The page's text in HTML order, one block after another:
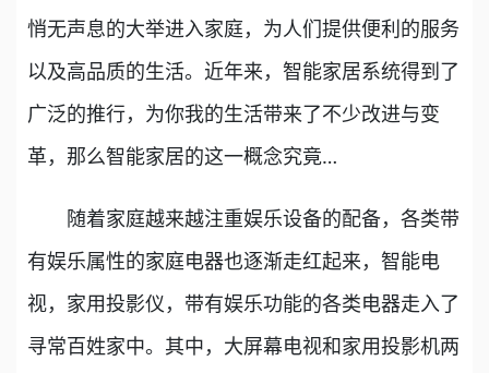
悄无声息的大举进入家庭，为人们提供便利的服务
以及高品质的生活。近年来，智能家居系统得到了
广泛的推行，为你我的生活带来了不少改进与变
革，那么智能家居的这一概念究竟…
随着家庭越来越注重娱乐设备的配备，各类带
有娱乐属性的家庭电器也逐渐走红起来，智能电
视，家用投影仪，带有娱乐功能的各类电器走入了
寻常百姓家中。其中，大屏幕电视和家用投影机两